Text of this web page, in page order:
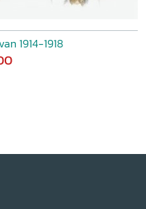
1914-1918